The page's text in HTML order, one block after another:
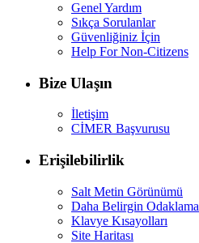
Genel Yardım
Sıkça Sorulanlar
Güvenliğiniz İçin
Help For Non-Citizens
Bize Ulaşın
İletişim
CİMER Başvurusu
Erişilebilirlik
Salt Metin Görünümü
Daha Belirgin Odaklama
Klavye Kısayolları
Site Haritası